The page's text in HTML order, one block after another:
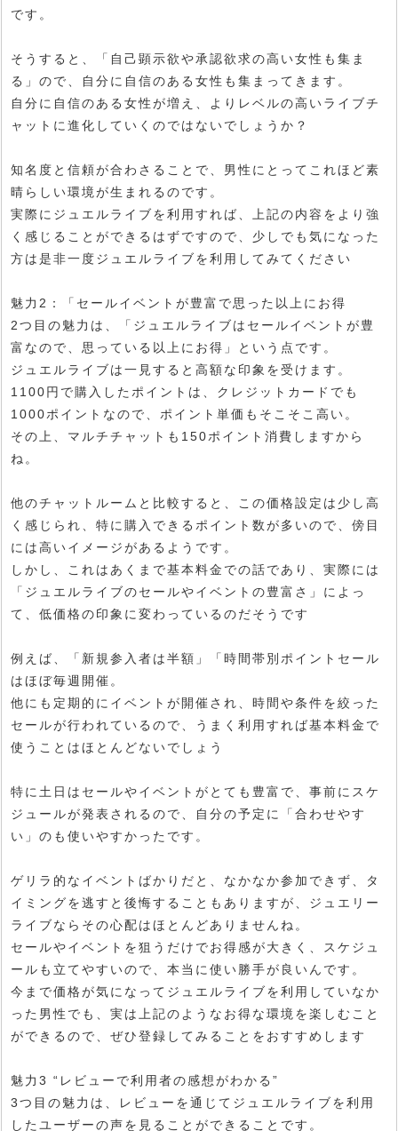
です。
そうすると、「自己顕示欲や承認欲求の高い女性も集ま
る」ので、自分に自信のある女性も集まってきます。
自分に自信のある女性が増え、よりレベルの高いライブチ
ャットに進化していくのではないでしょうか？
知名度と信頼が合わさることで、男性にとってこれほど素
晴らしい環境が生まれるのです。
実際にジュエルライブを利用すれば、上記の内容をより強
く感じることができるはずですので、少しでも気になった
方は是非一度ジュエルライブを利用してみてください
魅力2：「セールイベントが豊富で思った以上にお得
2つ目の魅力は、「ジュエルライブはセールイベントが豊
富なので、思っている以上にお得」という点です。
ジュエルライブは一見すると高額な印象を受けます。
1100円で購入したポイントは、クレジットカードでも
1000ポイントなので、ポイント単価もそこそこ高い。
その上、マルチチャットも150ポイント消費しますから
ね。
他のチャットルームと比較すると、この価格設定は少し高
く感じられ、特に購入できるポイント数が多いので、傍目
には高いイメージがあるようです。
しかし、これはあくまで基本料金での話であり、実際には
「ジュエルライブのセールやイベントの豊富さ」によっ
て、低価格の印象に変わっているのだそうです
例えば、「新規参入者は半額」「時間帯別ポイントセール
はほぼ毎週開催。
他にも定期的にイベントが開催され、時間や条件を絞った
セールが行われているので、うまく利用すれば基本料金で
使うことはほとんどないでしょう
特に土日はセールやイベントがとても豊富で、事前にスケ
ジュールが発表されるので、自分の予定に「合わせやす
い」のも使いやすかったです。
ゲリラ的なイベントばかりだと、なかなか参加できず、タ
イミングを逃すと後悔することもありますが、ジュエリー
ライブならその心配はほとんどありませんね。
セールやイベントを狙うだけでお得感が大きく、スケジュ
ールも立てやすいので、本当に使い勝手が良いんです。
今まで価格が気になってジュエルライブを利用していなか
った男性でも、実は上記のようなお得な環境を楽しむこと
ができるので、ぜひ登録してみることをおすすめします
魅力3 “レビューで利用者の感想がわかる”
3つ目の魅力は、レビューを通じてジュエルライブを利用
したユーザーの声を見ることができることです。